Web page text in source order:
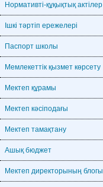
Нормативті-құқықтық актілер
Ішкі тәртіп ережелері
Паспорт школы
Мемлекеттік қызмет көрсету
Мектеп құрамы
Мектеп кәсіподағы
Мектеп тамақтану
Ашық бюджет
Мектеп директорының блогы